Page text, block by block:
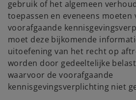
gebruik of het algemeen
toepassen en eveneens moeten
voorafgaande
moet deze bijkomende
uitoefening van het recht op
worden door gedeeltelijke
waarvoor de voorafgaande
kennisgevingsverplichting niet